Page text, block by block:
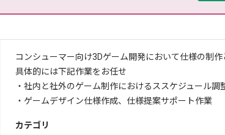
コンシューマー向け3Dゲーム開発において仕様の制
具体的には下記作業をお任せ
・社内と社外のゲーム制作におけるススケジュール調
・ゲームデザイン仕様作成、仕様提案サポート作業
カテゴリ